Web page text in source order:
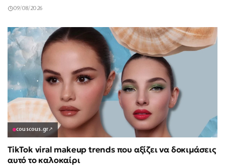
09/08/2026
couscous.gr↗
TikTok viral makeup trends που αξίζει να δοκιμάσεις
αυτό το καλοκαίρι